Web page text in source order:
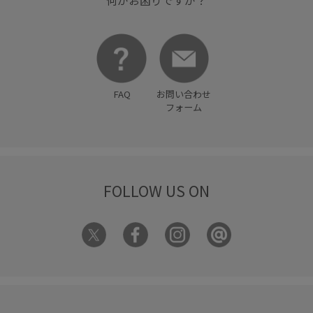
FAQ
お問い合わせ
フォーム
FOLLOW US ON